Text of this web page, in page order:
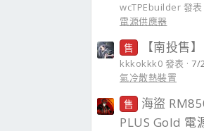
wcTPEbuilder 發表
電源供應器
售 【南投售
kkkokkk0 發表 7/
氣冷散熱裝置
售
海盜
PLUS Gold 電